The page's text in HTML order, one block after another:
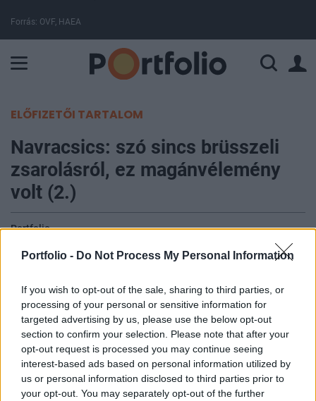
Portfolio - Do Not Process My Personal Information
If you wish to opt-out of the sale, sharing to third parties, or
processing of your personal or sensitive information for
targeted advertising by us, please use the below opt-out
section to confirm your selection. Please note that after your
opt-out request is processed you may continue seeing
interest-based ads based on personal information utilized by
us or personal information disclosed to third parties prior to
your opt-out. You may separately opt-out of the further
Forrás: OVF, HAEA
ELŐFIZETŐI TARTALOM
Navracsics: szó sincs brüsszeli
zsarolásról, ez magánvélemény
volt (2.)
Portfolio
javaslata egyéni vélemény, amely nem tekinthető
az Európai Bizottság hivatalos javaslatának,
hiszen az még nem is került soha a biztosi
kollégium elé - hangsúlyozta egy mai nyilvános
budapesti beszélgetésen Navracsics Tibor. Az
Európai Bizottság oktatásért, kultúráért, ifjúságért